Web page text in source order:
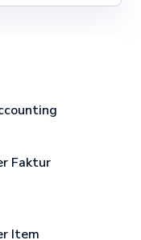
Faktur
Item